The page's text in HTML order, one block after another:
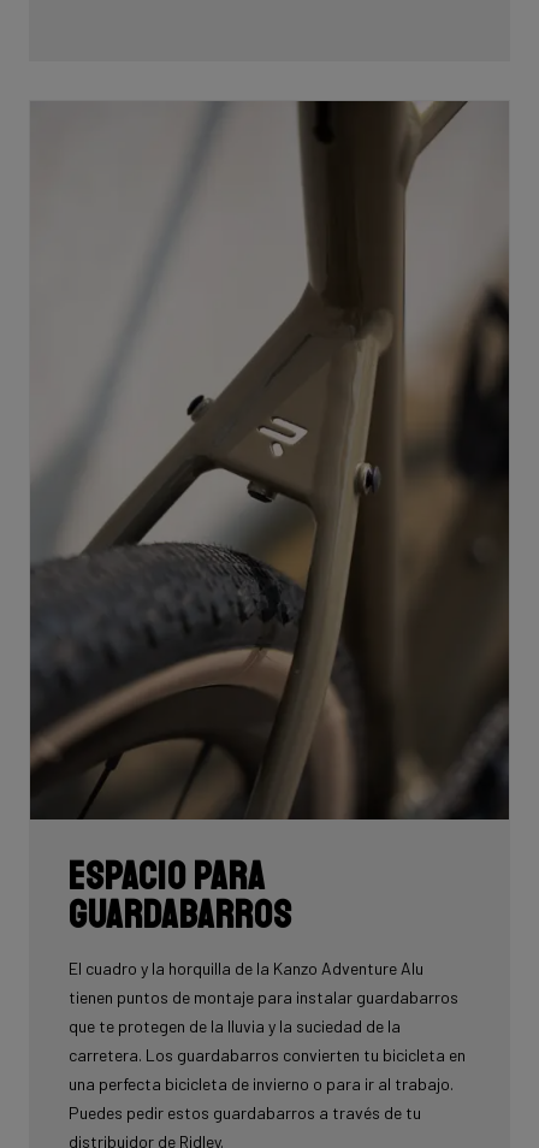
Espacio para
guardabarros
El cuadro y la horquilla de la Kanzo Adventure Alu
tienen puntos de montaje para instalar guardabarros
que te protegen de la lluvia y la suciedad de la
carretera. Los guardabarros convierten tu bicicleta en
una perfecta bicicleta de invierno o para ir al trabajo.
Puedes pedir estos guardabarros a través de tu
distribuidor de Ridley.